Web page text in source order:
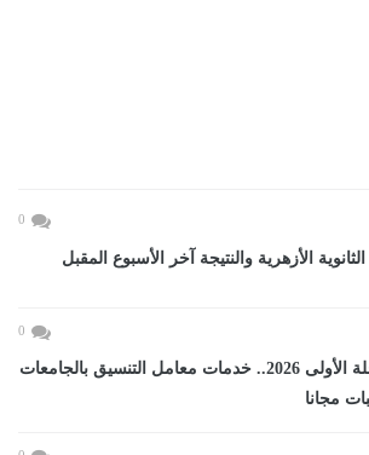
0
الأزهرية والنتيجة آخر الأسبوع المقبل
0
تنسيق المرحلة الأولى 2026.. خدمات معامل التنسيق بالجامعات
مجانا